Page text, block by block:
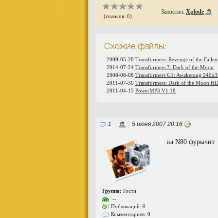
(голосов: 0)
Запостил: Xplode
Схожие файлы:
2009-05-28 Transformers: Revenge of the Fallen
2014-07-24 Transformers 3: Dark of the Moon
2008-08-08 Transformers G1: Awakening
2011-07-30 Transformers: Dark of the Moon HD
2011-04-15 PowerMP3 V1.18
1 5 июня 2007 20:16
Группа: Гости
--
Публикаций: 0
Комментариев: 0
на N80 фурычит